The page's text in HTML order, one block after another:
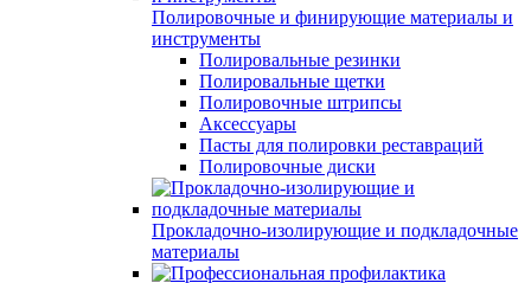
Полировочные и финирующие материалы и
инструменты
Полировальные резинки
Полировальные щетки
Полировочные штрипсы
Аксессуары
Пасты для полировки реставраций
Полировочные диски
Прокладочно-изолирующие и подкладочные
материалы